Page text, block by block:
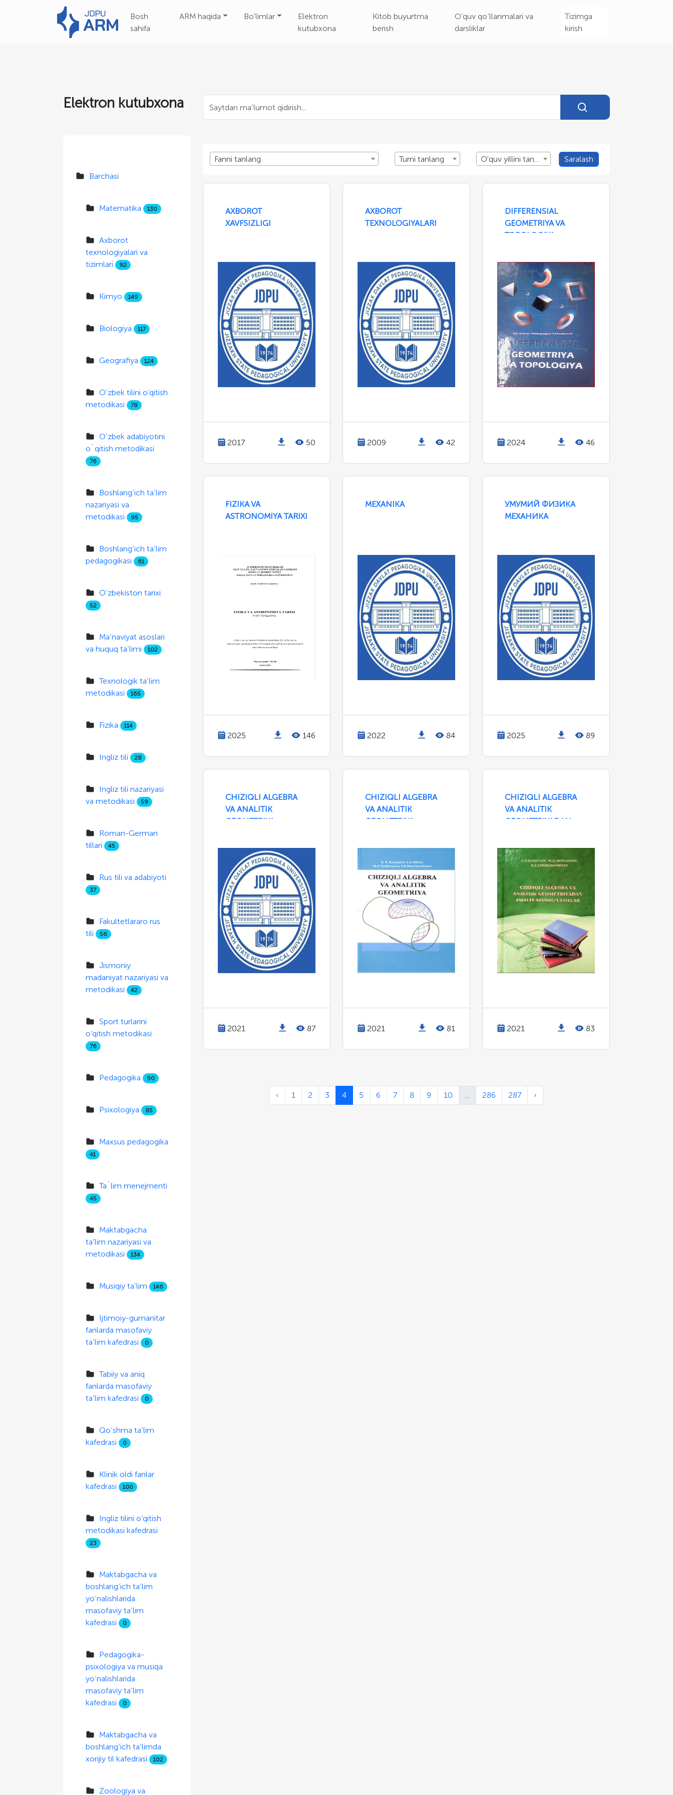
Bosh
sahifa
ARM haqida Bo'limlar
Elektron
kutubxona
Kitob buyurtma
berish
O‘quv qo‘llanmalari va
darsliklar
Tizimga
kirish
Elektron kutubxona
Barchasi
Matematika 130
Axborot
texnologiyalari va
tizimlari
92
Kimyo 149
Biologiya 117
Geografiya 124
O‘zbek tilini o‘qitish
metodikasi
78
O‘zbek adabiyotini
o`qitish metodikasi
76
Boshlang‘ich ta’lim
nazariyasi va
metodikasi
95
Boshlang‘ich ta’lim
pedagogikasi
61
O‘zbekiston tarixi
52
Ma’naviyat asoslari
va huquq ta’limi
102
Texnologik ta’lim
metodikasi
165
Fizika 114
Ingliz tili 28
Ingliz tili nazariyasi
va metodikasi
59
Roman-German
tillari
45
Rus tili va adabiyoti
37
Fakultetlararo rus
tili
56
Jismoniy
madaniyat nazariyasi va
metodikasi
42
Sport turlarini
o‘qitish metodikasi
76
Pedagogika 90
Psixologiya 85
Maxsus pedagogika
41
Ta`lim menejmenti
45
Maktabgacha
ta’lim nazariyasi va
metodikasi
134
Musiqiy ta’lim 146
Ijtimoiy-gumanitar
fanlarda masofaviy
ta’lim kafedrasi
0
Tabiiy va aniq
fanlarda masofaviy
ta’lim kafedrasi
0
Qo‘shma ta’lim
kafedrasi
0
Klinik oldi fanlar
kafedrasi
100
Ingliz tilini o‘qitish
metodikasi kafedrasi
23
Maktabgacha va
boshlang‘ich ta’lim
yo‘nalishlarida
masofaviy ta’lim
kafedrasi
0
Pedagogika-
psixologiya va musiqa
yo‘nalishlarida
masofaviy ta’lim
kafedrasi
0
Maktabgacha va
boshlang‘ich ta’limda
xorijiy til kafedrasi
102
Zoologiya va
Fanni tanlang Turni tanlang O'quv yillini tanlang Saralash
AXBOROT
XAVFSIZLIGI
2017 50
AXBOROT
TEXNOLOGIYALARI
2009 42
DIFFERENSIAL
GEOMETRIYA VA
TOPOLOGIYA
2024 46
FIZIKA VA
ASTRONOMIYA TARIXI
2025 146
MEXANIKA
2022 84
УМУМИЙ ФИЗИКА
МЕХАНИКА
2025 89
CHIZIQLI ALGEBRA
VA ANALITIK
GEOMETRIYA
2021 87
CHIZIQLI ALGEBRA
VA ANALITIK
GEOMETRIYA
2021 81
CHIZIQLI ALGEBRA
VA ANALITIK
GEOMETRIYADAN
2021 83
‹ 1 2 3 4 5 6 7 8 9 10 ... 286 287 ›